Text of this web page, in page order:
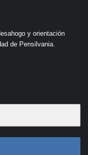
y orientación
de Pensilvania.